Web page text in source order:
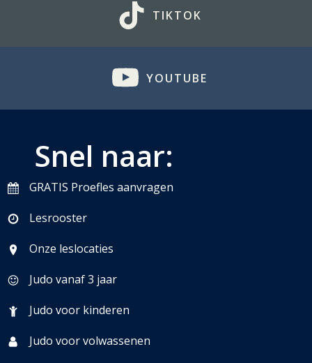
TIKTOK
YOUTUBE
Snel naar:
GRATIS Proefles aanvragen
Lesrooster
Onze leslocaties
Judo vanaf 3 jaar
Judo voor kinderen
Judo voor volwassenen